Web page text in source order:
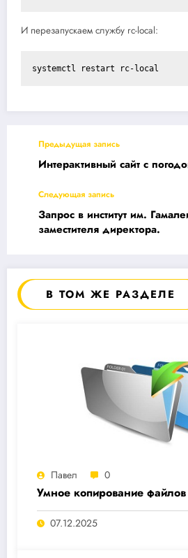
И перезапускаем службу rc-local:
systemctl restart rc-local
Предыдущая запись
Интерактивный сайт с
Следующая запись
Запрос в институт им.
заместителя директора.
В ТОМ ЖЕ РАЗДЕЛЕ
Павел 0
Умное копирование файлов
07.12.2025